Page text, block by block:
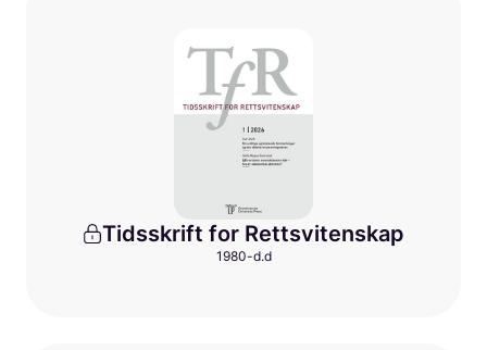
Tidsskrift for Rettsvitenskap
1980-d.d